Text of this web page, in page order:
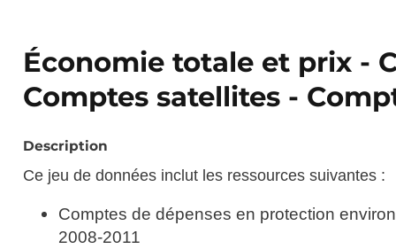
Économie totale et prix -
Comptes satellites -
Description
Ce jeu de données inclut les ressources suivantes :
Comptes de dépenses en protection
2008-2011